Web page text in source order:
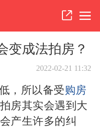
变成法拍房？
2022-02-21 11:32
，所以备受 购房
房其实会遇到大
产生许多的纠